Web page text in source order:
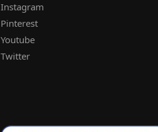
Instagram
Pinterest
Youtube
Twitter